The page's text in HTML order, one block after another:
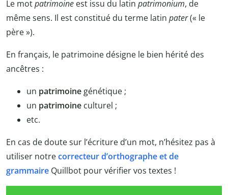
Le motpatrimoine est issu du latin patrimonium, de
même sens. Il est constitué du terme latin pater(« le
père »).
En français, le patrimoine désigne le bien hérité des
ancêtres :
un patrimoine génétique ;
un patrimoine culturel ;
etc.
En cas de doute sur l’écriture d’un mot, n’hésitez pas à
utiliser notrecorrecteur d’orthographe et de
grammaire Quillbot pour vérifier vos textes !